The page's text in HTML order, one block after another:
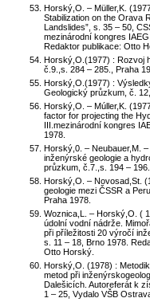
Horský,O. – Müller,K.
Stabilization on the Orava
Landslides”, s. 35 – 50,
mezinárodní kongres
Redaktor publikace: Otto
Horský,O.(1977) : Rozvoj
č.9.,s. 284 – 285., Praha
Horský,O.(1977) :
Geologický průzkum, č.
Horský,O. – Múller,K.
factor for projecting the
III.mezinárodní kongres
1978.
Horský,0. – Neubauer,M.
inženýrské geologie a
průzkum, č.7.,s. 194 –
Horský,O. – Novosad,St.
geologie mezi ČSSR a
Praha 1978.
Woznica,L. – Horský,O. (
údolní vodní nádrže.
při příležitosti 20 výročí
s. 11 – 18, Brno 1978.
Otto Horský.
Horský,O. (1978) :
metod při
Dalešicích. Autoreferát k
1 – 25, Vydalo VŠB